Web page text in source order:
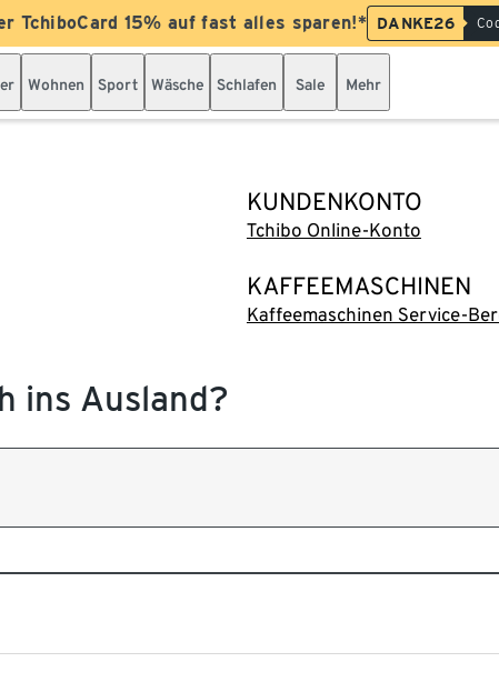
TchiboCard 15% auf fast alles sparen!* DANKE26
Wohnen Sport Wäsche Schlafen Sale Mehr
KUNDENKONTO
Tchibo Online-Konto
KAFFEEMASCHINEN
Kaffeemaschinen Service-
ins Ausland?